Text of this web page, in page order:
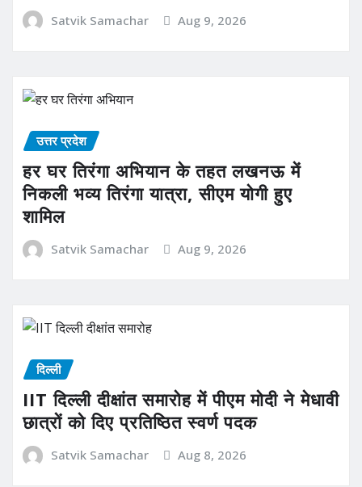
Satvik Samachar Aug 9, 2026
उत्तर प्रदेश
हर घर तिरंगा अभियान के तहत लखनऊ में
निकली भव्य तिरंगा यात्रा, सीएम योगी हुए
शामिल
Satvik Samachar Aug 9, 2026
दिल्ली
IIT दिल्ली दीक्षांत समारोह में पीएम मोदी ने मेधावी
छात्रों को दिए प्रतिष्ठित स्वर्ण पदक
Satvik Samachar Aug 8, 2026